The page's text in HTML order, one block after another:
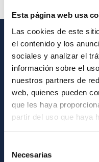
Esta página web usa
Las cookies de este
el contenido y los
sociales y analizar el
información sobre el
nuestros partners de
web, quienes pueden
que les haya
partir del uso que haya
Necesarias
INFORMACIÓN GENERAL
Contacto
Cómo llegar al IAC
Directorio de personal
Biblioteca